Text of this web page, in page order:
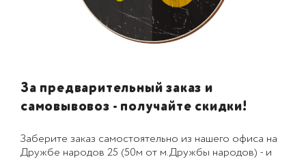
За предварительный заказ и
самовывовоз - получайте скидки!
Заберите заказ самостоятельно из нашего офиса на
Дружбе народов 25 (50м от м.Дружбы народов) - и